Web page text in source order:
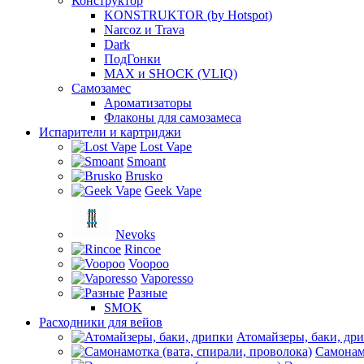
KONSTRUKTOR (by Hotspot)
Narcoz и Trava
Dark
ПодГонки
MAX и SHOCK (VLIQ)
Самозамес
Ароматизаторы
Флаконы для самозамеса
Испарители и картриджи
Lost Vape
Smoant
Brusko
Geek Vape
Nevoks
Rincoe
Voopoo
Vaporesso
Разные
SMOK
Расходники для вейов
Атомайзеры, баки,